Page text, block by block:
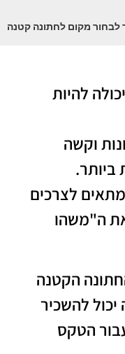
לבחור מקום לחתונה קטנה
להיות
וקשה
לצרכים
ה"משהו
הקטנה
להשכיר
הטקס